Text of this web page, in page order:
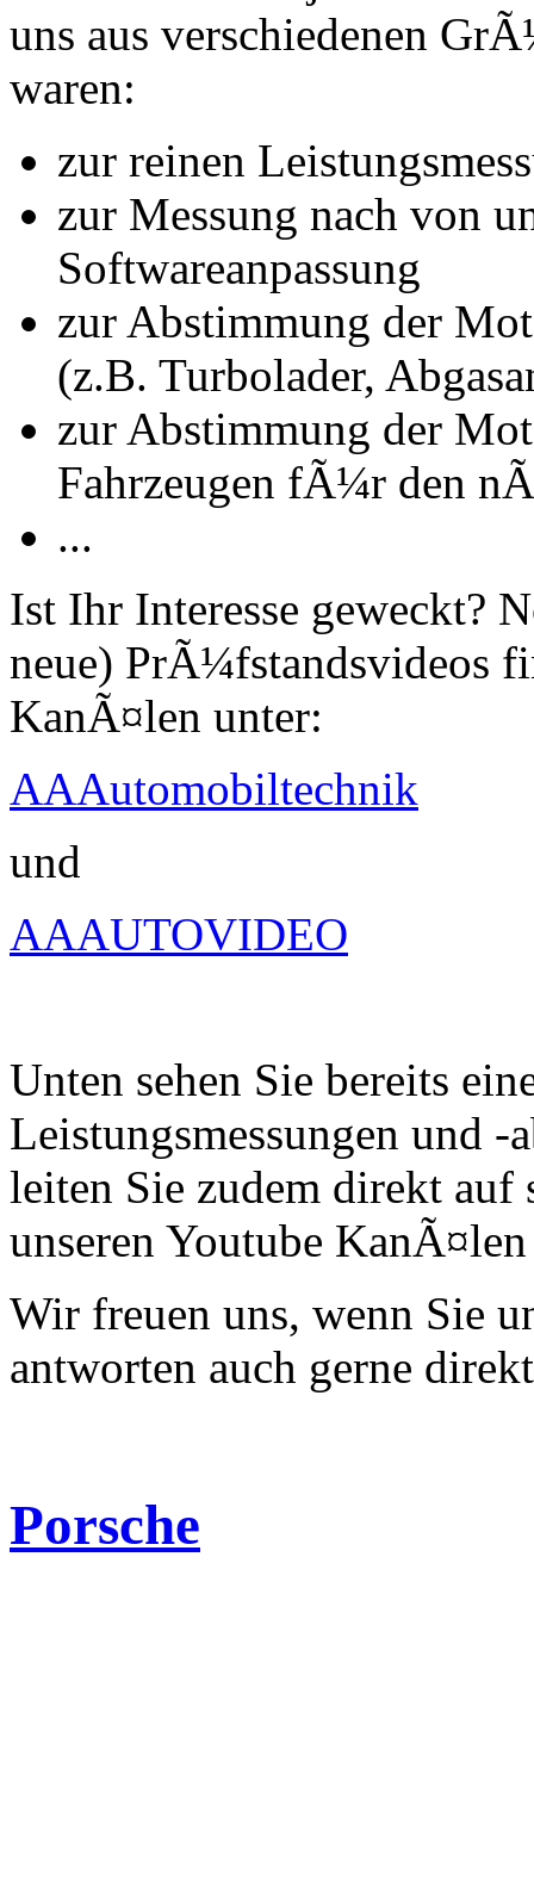
uns aus verschiedenen
waren:
zur reinen
zur Messung nach von
Softwareanpassung
zur Abstimmung der
(z.B. Turbolader,
zur Abstimmung der
Fahrzeugen fÃ¼r den
...
Ist Ihr Interesse geweckt?
neue) PrÃ¼fstandsvideos
KanÃ¤len unter:
AAAutomobiltechnik
und
AAAUTOVIDEO
Unten sehen Sie bereits
Leistungsmessungen und -
leiten Sie zudem direkt auf
unseren Youtube
Wir freuen uns, wenn Sie
antworten auch gerne
Porsche